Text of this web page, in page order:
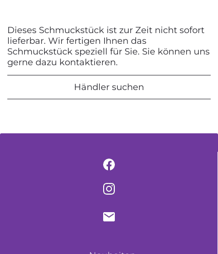
Dieses Schmuckstück ist zur Zeit nicht sofort
lieferbar. Wir fertigen Ihnen das
Schmuckstück speziell für Sie. Sie können uns
gerne dazu kontaktieren.
Händler suchen